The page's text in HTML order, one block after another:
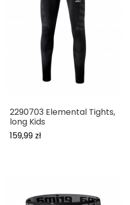
2290703 Elemental Tights,
long Kids
159,99 zł